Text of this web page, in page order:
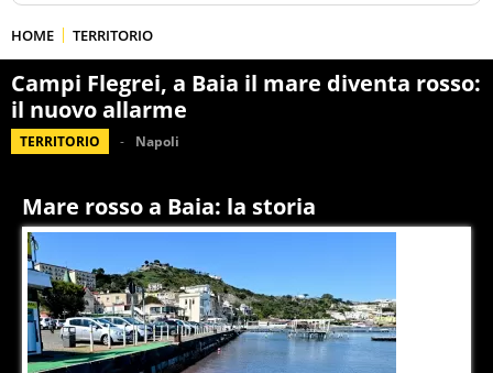
HOME TERRITORIO
Campi Flegrei, a Baia il mare diventa rosso:
il nuovo allarme
TERRITORIO Napoli
Mare rosso a Baia: la storia